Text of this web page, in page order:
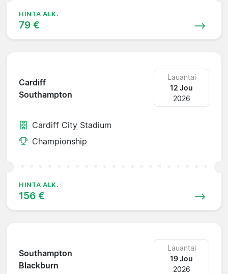
HINTA ALK.
79 €
Cardiff
Southampton
Lauantai
12 Jou
2026
Cardiff City Stadium
Championship
HINTA ALK.
156 €
Southampton
Blackburn
Lauantai
19 Jou
2026